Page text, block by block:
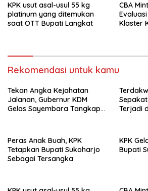
KPK usut asal-usul 55 kg
platinum yang ditemukan
saat OTT Bupati Langkat
CBA
Klaster
Rekomendasi untuk kamu
Tekan Angka Kejahatan
Jalanan, Gubernur KDM
Gelas Sayembara Tangkap
Terjadi
Peras Anak Buah, KPK
Tetapkan Bupati Sukoharjo
Sebagai Tersangka
KPK
Bupati